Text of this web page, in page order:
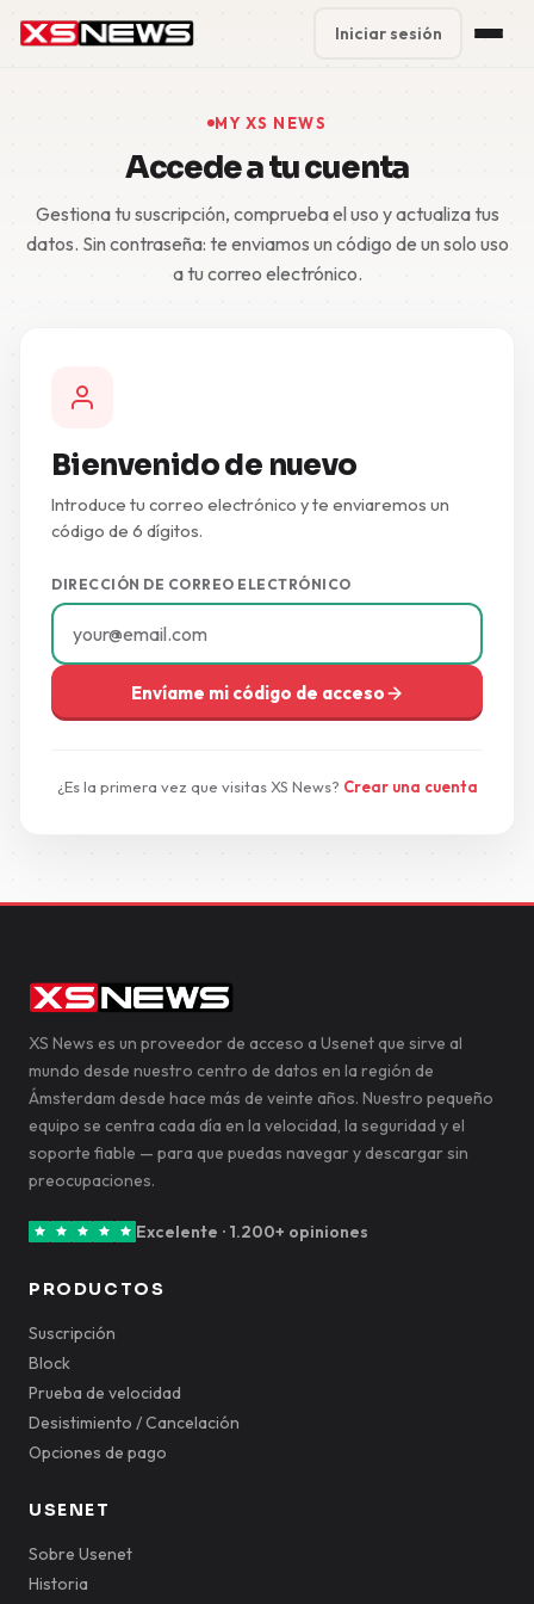
Block Accounts
Support
5 Day Pass
Iniciar sesión
MY XS NEWS
Accede a tu cuenta
Gestiona tu suscripción, comprueba el uso y actualiza tus
datos. Sin contraseña: te enviamos un código de un solo uso
a tu correo electrónico.
Bienvenido de nuevo
Introduce tu correo electrónico y te enviaremos un
código de 6 dígitos.
DIRECCIÓN DE CORREO ELECTRÓNICO
Envíame mi código de acceso
¿Es la primera vez que visitas XS News? Crear una cuenta
XS News es un proveedor de acceso a Usenet que sirve al
mundo desde nuestro centro de datos en la región de
Ámsterdam desde hace más de veinte años. Nuestro pequeño
equipo se centra cada día en la velocidad, la seguridad y el
soporte fiable — para que puedas navegar y descargar sin
preocupaciones.
Excelente · 1.200+ opiniones
PRODUCTOS
Suscripción
Block
Prueba de velocidad
Desistimiento / Cancelación
Opciones de pago
USENET
Sobre Usenet
Historia